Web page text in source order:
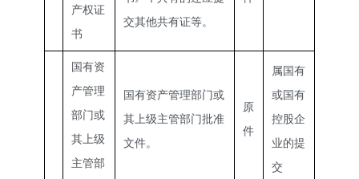
产权证
书
交其他共有证等。
国有资
产管理
部门或
其上级
主管部
国有资产管理部门或
其上级主管部门批准
文件。
原
件
属国有
或国有
控股企
业的提
交